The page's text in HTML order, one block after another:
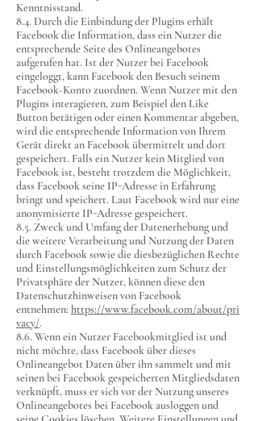
Kenntnisstand.
8.4. Durch die Einbindung der Plugins erhält
Facebook die Information, dass ein Nutzer die
entsprechende Seite des Onlineangebotes
aufgerufen hat. Ist der Nutzer bei Facebook
eingeloggt, kann Facebook den Besuch seinem
Facebook-Konto zuordnen. Wenn Nutzer mit den
Plugins interagieren, zum Beispiel den Like
Button betätigen oder einen Kommentar abgeben,
wird die entsprechende Information von Ihrem
Gerät direkt an Facebook übermittelt und dort
gespeichert. Falls ein Nutzer kein Mitglied von
Facebook ist, besteht trotzdem die Möglichkeit,
dass Facebook seine IP-Adresse in Erfahrung
bringt und speichert. Laut Facebook wird nur eine
anonymisierte IP-Adresse gespeichert.
8.5. Zweck und Umfang der Datenerhebung und
die weitere Verarbeitung und Nutzung der Daten
durch Facebook sowie die diesbezüglichen Rechte
und Einstellungsmöglichkeiten zum Schutz der
Privatsphäre der Nutzer, können diese den
Datenschutzhinweisen von Facebook
entnehmen: https://www.facebook.com/about/pri
vacy/.
8.6. Wenn ein Nutzer Facebookmitglied ist und
nicht möchte, dass Facebook über dieses
Onlineangebot Daten über ihn sammelt und mit
seinen bei Facebook gespeicherten Mitgliedsdaten
verknüpft, muss er sich vor der Nutzung unseres
Onlineangebotes bei Facebook ausloggen und